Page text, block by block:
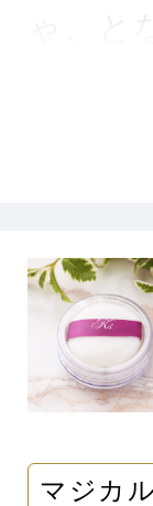
いまし
初回
何度
いたの
たら
早速シ
マジカ